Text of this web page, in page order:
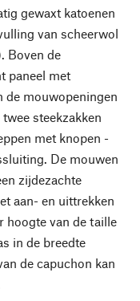
gewaxt katoenen
van scheerwol
Boven de
paneel met
de mouwopeningen
steekzakken
met knopen -
De mouwen
zijdezachte
aan- en uittrekken
hoogte van de taille
in de breedte
de capuchon kan